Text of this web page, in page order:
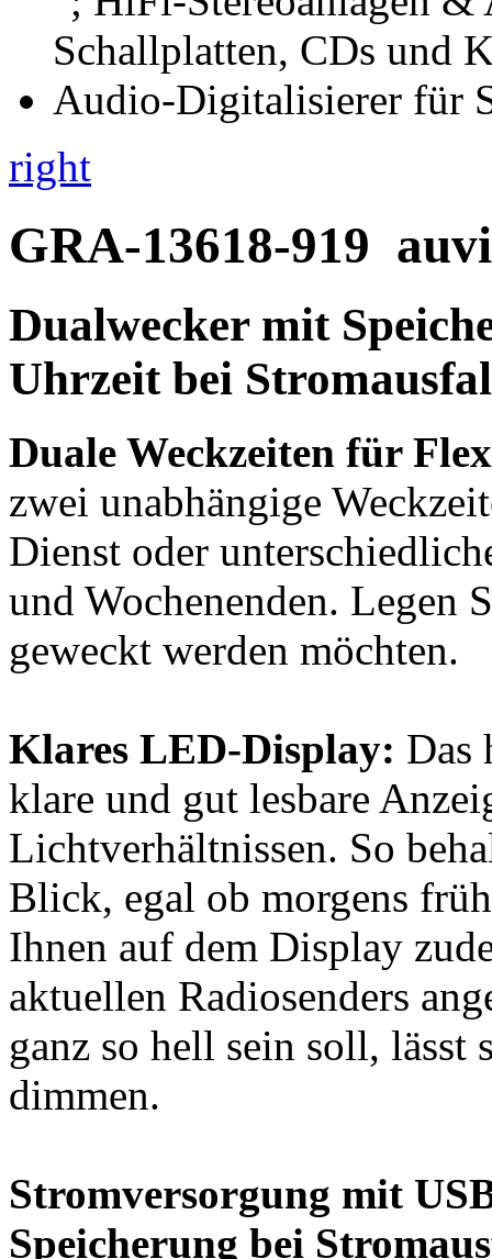
right
GRA-13618-919
Dualwecker mit
Uhrzeit bei
Duale Weckzeiten für
zwei unabhängige
Dienst oder
und Wochenenden. Legen
geweckt werden möchten.
Klares LED-Display: Das
klare und gut lesbare
Lichtverhältnissen. So
Blick, egal ob morgens
Ihnen auf dem Display
aktuellen Radiosenders
ganz so hell sein soll,
dimmen.
Stromversorgung mit
Speicherung bei